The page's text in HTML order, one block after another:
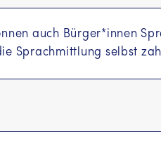
auch Bürger*innen
Sprachmittlung selbst